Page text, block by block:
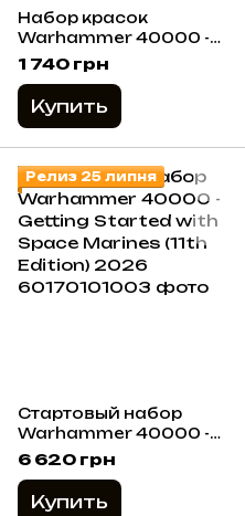
Набор красок
Warhammer 40000 -
Paints + Tools Set
1 740 грн
Купить
Релиз 25 липня
Стартовый набор
Warhammer 40000 -
Getting Started with
Space Marines (11th
Edition) 2026
6 620 грн
Купить